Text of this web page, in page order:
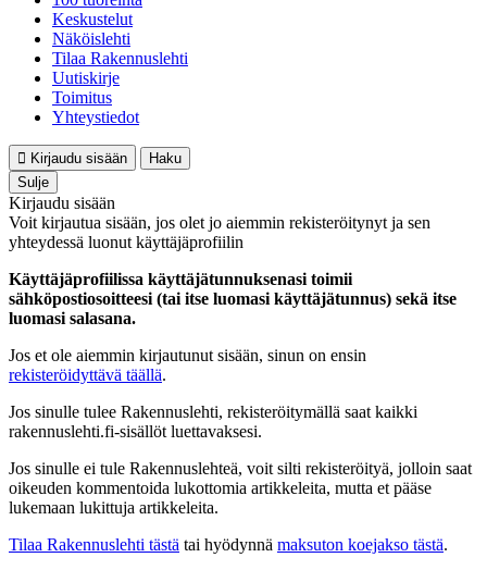
Keskustelut
Näköislehti
Tilaa Rakennuslehti
Uutiskirje
Toimitus
Yhteystiedot
Kirjaudu sisään
Haku
Sulje
Kirjaudu sisään
Voit kirjautua sisään, jos olet jo aiemmin rekisteröitynyt ja sen
yhteydessä luonut käyttäjäprofiilin
Käyttäjäprofiilissa käyttäjätunnuksenasi toimii
sähköpostiosoitteesi (tai itse luomasi käyttäjätunnus) sekä itse
luomasi salasana.
Jos et ole aiemmin kirjautunut sisään, sinun on ensin
rekisteröidyttävä täällä.
Jos sinulle tulee Rakennuslehti, rekisteröitymällä saat kaikki
rakennuslehti.fi-sisällöt luettavaksesi.
Jos sinulle ei tule Rakennuslehteä, voit silti rekisteröityä, jolloin saat
oikeuden kommentoida lukottomia artikkeleita, mutta et pääse
lukemaan lukittuja artikkeleita.
Tilaa Rakennuslehti tästä tai hyödynnä maksuton koejakso tästä.